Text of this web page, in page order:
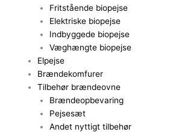
Fritstående biopejse
Elektriske biopejse
Indbyggede biopejse
Væghængte biopejse
Elpejse
Brændekomfurer
Tilbehør brændeovne
Brændeopbevaring
Pejsesæt
Andet nyttigt tilbehør